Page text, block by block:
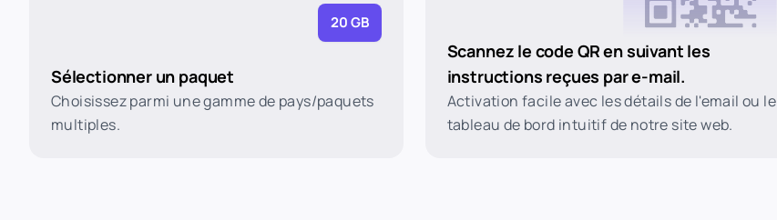
20 GB
Sélectionner un paquet
Choisissez parmi une gamme de pays/paquets
multiples.
Scannez le code QR en suivant les
instructions reçues par e-mail.
Activation facile avec les détails de l'email ou le
tableau de bord intuitif de notre site web.